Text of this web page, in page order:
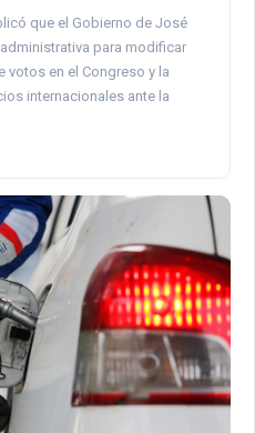
que el Gobierno de José
para modificar
votos en el Congreso y la
internacionales ante la